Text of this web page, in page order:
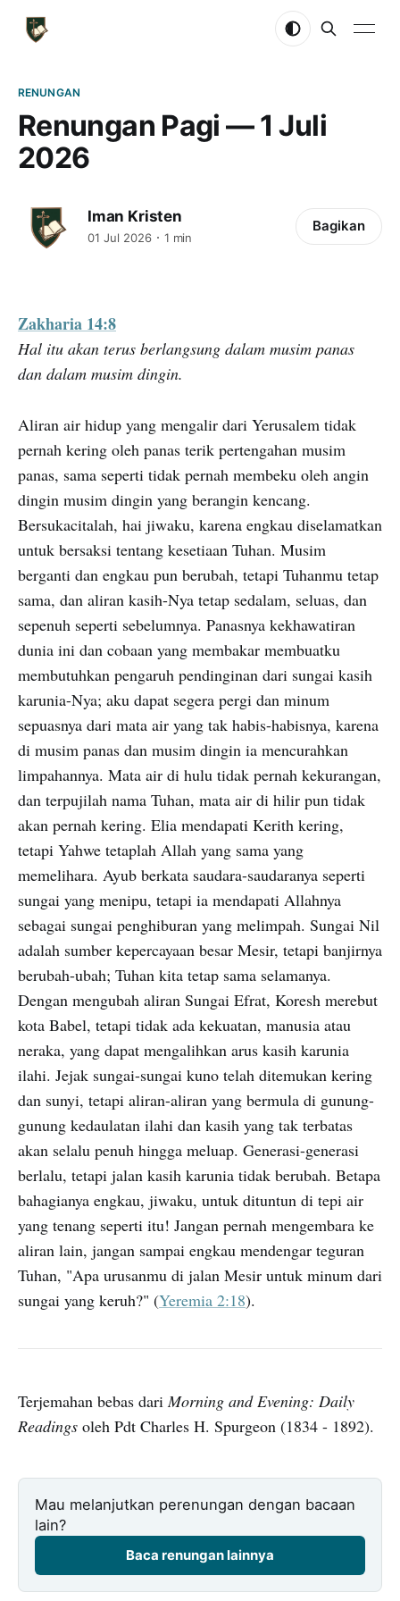
RENUNGAN
Renungan Pagi — 1 Juli
2026
Iman Kristen
01 Jul 2026 1 min
Bagikan
Zakharia 14:8
Hal itu akan terus berlangsung dalam musim panas
dan dalam musim dingin.
Aliran air hidup yang mengalir dari Yerusalem tidak
pernah kering oleh panas terik pertengahan musim
panas, sama seperti tidak pernah membeku oleh angin
dingin musim dingin yang berangin kencang.
Bersukacitalah, hai jiwaku, karena engkau diselamatkan
untuk bersaksi tentang kesetiaan Tuhan. Musim
berganti dan engkau pun berubah, tetapi Tuhanmu tetap
sama, dan aliran kasih-Nya tetap sedalam, seluas, dan
sepenuh seperti sebelumnya. Panasnya kekhawatiran
dunia ini dan cobaan yang membakar membuatku
membutuhkan pengaruh pendinginan dari sungai kasih
karunia-Nya; aku dapat segera pergi dan minum
sepuasnya dari mata air yang tak habis-habisnya, karena
di musim panas dan musim dingin ia mencurahkan
limpahannya. Mata air di hulu tidak pernah kekurangan,
dan terpujilah nama Tuhan, mata air di hilir pun tidak
akan pernah kering. Elia mendapati Kerith kering,
tetapi Yahwe tetaplah Allah yang sama yang
memelihara. Ayub berkata saudara-saudaranya seperti
sungai yang menipu, tetapi ia mendapati Allahnya
sebagai sungai penghiburan yang melimpah. Sungai Nil
adalah sumber kepercayaan besar Mesir, tetapi banjirnya
berubah-ubah; Tuhan kita tetap sama selamanya.
Dengan mengubah aliran Sungai Efrat, Koresh merebut
kota Babel, tetapi tidak ada kekuatan, manusia atau
neraka, yang dapat mengalihkan arus kasih karunia
ilahi. Jejak sungai-sungai kuno telah ditemukan kering
dan sunyi, tetapi aliran-aliran yang bermula di gunung-
gunung kedaulatan ilahi dan kasih yang tak terbatas
akan selalu penuh hingga meluap. Generasi-generasi
berlalu, tetapi jalan kasih karunia tidak berubah. Betapa
bahagianya engkau, jiwaku, untuk dituntun di tepi air
yang tenang seperti itu! Jangan pernah mengembara ke
aliran lain, jangan sampai engkau mendengar teguran
Tuhan, "Apa urusanmu di jalan Mesir untuk minum dari
sungai yang keruh?" (Yeremia 2:18).
Terjemahan bebas dari Morning and Evening: Daily
Readings oleh Pdt Charles H. Spurgeon (1834 - 1892).
Mau melanjutkan perenungan dengan bacaan
lain?
Baca renungan lainnya